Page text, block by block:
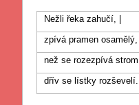
Nežli řeka zahučí, |
zpívá pramen
než se rozezpívá
dřív se lístky